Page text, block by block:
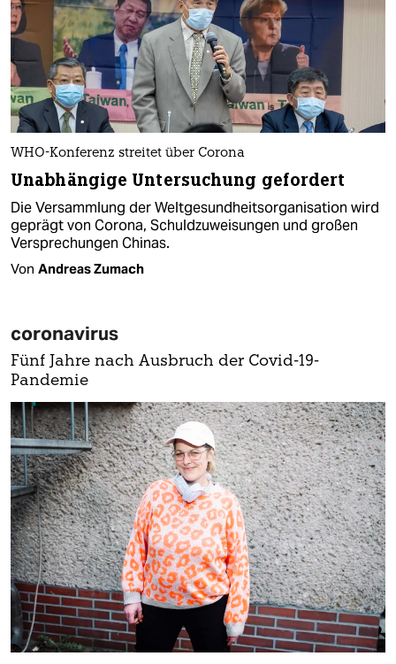
WHO-Konferenz streitet über Corona
Unabhängige Untersuchung gefordert
Die Versammlung der Weltgesundheitsorganisation wird
geprägt von Corona, Schuldzuweisungen und großen
Versprechungen Chinas.
Von Andreas Zumach
coronavirus
Fünf Jahre nach Ausbruch der Covid-19-
Pandemie